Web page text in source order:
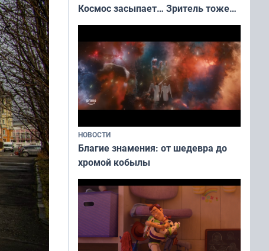
Космос засыпает… Зритель тоже…
НОВОСТИ
Благие знамения: от шедевра до
хромой кобылы